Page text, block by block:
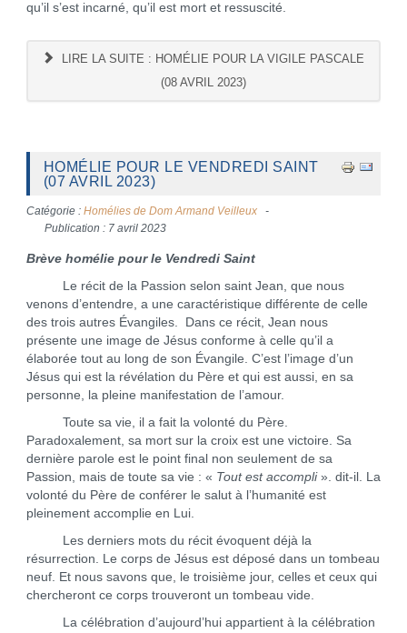
qu’il s’est incarné, qu’il est mort et ressuscité.
LIRE LA SUITE : HOMÉLIE POUR LA VIGILE PASCALE
(08 AVRIL 2023)
HOMÉLIE POUR LE VENDREDI SAINT
(07 AVRIL 2023)
Catégorie : Homélies de Dom Armand Veilleux
Publication : 7 avril 2023
Brève homélie pour le Vendredi Saint
Le récit de la Passion selon saint Jean, que nous
venons d’entendre, a une caractéristique différente de celle
des trois autres Évangiles. Dans ce récit, Jean nous
présente une image de Jésus conforme à celle qu’il a
élaborée tout au long de son Évangile. C’est l’image d’un
Jésus qui est la révélation du Père et qui est aussi, en sa
personne, la pleine manifestation de l’amour.
Toute sa vie, il a fait la volonté du Père.
Paradoxalement, sa mort sur la croix est une victoire. Sa
dernière parole est le point final non seulement de sa
Passion, mais de toute sa vie : « Tout est accompli». dit-il. La
volonté du Père de conférer le salut à l’humanité est
pleinement accomplie en Lui.
Les derniers mots du récit évoquent déjà la
résurrection. Le corps de Jésus est déposé dans un tombeau
neuf. Et nous savons que, le troisième jour, celles et ceux qui
chercheront ce corps trouveront un tombeau vide.
La célébration d’aujourd’hui appartient à la célébration